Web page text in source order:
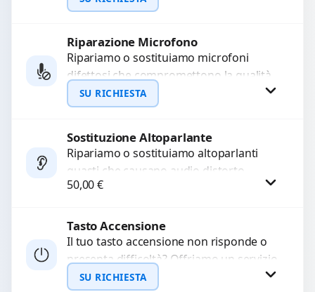
precisi e componenti...
Richiedi Preventivo
WhatsApp
Riparazione Microfono
Ripariamo o sostituiamo microfoni
difettosi che compromettono la qualità
audio delle registrazioni o delle
chiamate. Diagnosi accurata e ricambi
SU RICHIESTA
Richiedi Preventivo
WhatsApp
Sostituzione Altoparlante
Ripariamo o sostituiamo altoparlanti
guasti che causano audio distorto,
basso o assente. Utilizziamo ricambi di
50,00€
Procedi
Tasto Accensione
Il tuo tasto accensione non risponde o
presenta difficoltà? Offriamo un servizio
professionale di riparazione o
SU RICHIESTA